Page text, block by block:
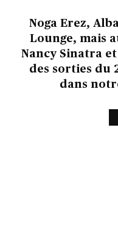
Noga Erez,
Lounge, mais
Nancy Sinatra
des sorties du
dans